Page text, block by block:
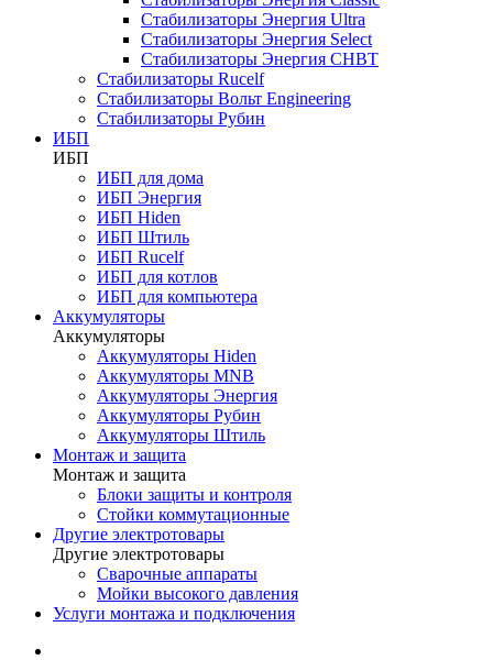
Стабилизаторы Энергия Ultra
Стабилизаторы Энергия Select
Стабилизаторы Энергия СНВТ
Стабилизаторы Rucelf
Стабилизаторы Вольт Engineering
Стабилизаторы Рубин
ИБП
ИБП
ИБП для дома
ИБП Энергия
ИБП Hiden
ИБП Штиль
ИБП Rucelf
ИБП для котлов
ИБП для компьютера
Аккумуляторы
Аккумуляторы
Аккумуляторы Hiden
Аккумуляторы MNB
Аккумуляторы Энергия
Аккумуляторы Рубин
Аккумуляторы Штиль
Монтаж и защита
Монтаж и защита
Блоки защиты и контроля
Стойки коммутационные
Другие электротовары
Другие электротовары
Сварочные аппараты
Мойки высокого давления
Услуги монтажа и подключения